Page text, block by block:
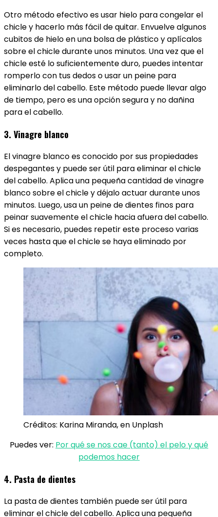
Otro método efectivo es usar hielo para congelar el
chicle y hacerlo más fácil de quitar. Envuelve algunos
cubitos de hielo en una bolsa de plástico y aplícalos
sobre el chicle durante unos minutos. Una vez que el
chicle esté lo suficientemente duro, puedes intentar
romperlo con tus dedos o usar un peine para
eliminarlo del cabello. Este método puede llevar algo
de tiempo, pero es una opción segura y no dañina
para el cabello.
3. Vinagre blanco
El vinagre blanco es conocido por sus propiedades
despegantes y puede ser útil para eliminar el chicle
del cabello. Aplica una pequeña cantidad de vinagre
blanco sobre el chicle y déjalo actuar durante unos
minutos. Luego, usa un peine de dientes finos para
peinar suavemente el chicle hacia afuera del cabello.
Si es necesario, puedes repetir este proceso varias
veces hasta que el chicle se haya eliminado por
completo.
Créditos: Karina Miranda, en Unplash
Puedes ver: Por qué se nos cae (tanto) el pelo y qué
podemos hacer
4. Pasta de dientes
La pasta de dientes también puede ser útil para
eliminar el chicle del cabello. Aplica una pequeña